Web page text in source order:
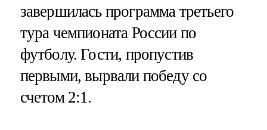
завершилась программа третьего
тура чемпионата России по
футболу. Гости, пропустив
первыми, вырвали победу со
счетом 2:1.